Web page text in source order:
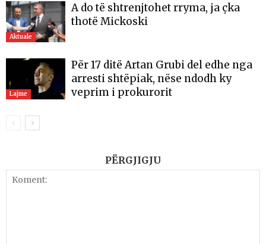
Aktuale
A do të shtrenjtohet rryma, ja çka
thotë Mickoski
Lajme
Për 17 ditë Artan Grubi del edhe nga
arresti shtëpiak, nëse ndodh ky
veprim i prokurorit
PËRGJIGJU